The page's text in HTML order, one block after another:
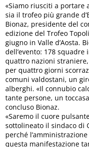
«Siamo riusciti a portare
sia il trofeo più grande
Bionaz, presidente del
edizione del Trofeo
giugno in Valle d’Aosta.
dell’evento: 178
quattro nazioni
per quattro giorni
comuni valdostani, un
alberghi. «Il connubio
tante persone, un
concluso Bionaz.
«Saremo il cuore
sottolineato il sindaco di
perché
questa manifestazione